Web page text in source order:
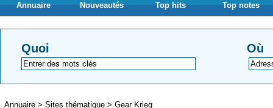
Annuaire Nouveautés Top hits Top notes
Quoi Où
Annuaire > Sites thématique > Gear Krieg